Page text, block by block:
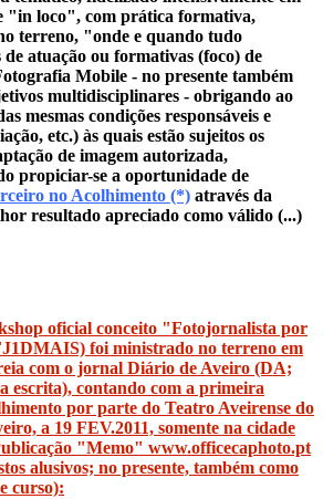
"in loco", com prática formativa,
terreno, "onde e quando tudo
de atuação ou formativas (foco) de
Mobile - no presente também
multidisciplinares - obrigando ao
mesmas condições responsáveis e
etc.) às quais estão sujeitos os
de imagem autorizada,
propiciar-se a oportunidade de
no Acolhimento (*) através da
resultado apreciado como válido (...)
oficial conceito "Fotojornalista por
foi ministrado no terreno em
com o jornal Diário de Aveiro (DA;
escrita), contando com a primeira
por parte do Teatro Aveirense do
a 19 FEV.2011, somente na cidade
"Memo" www.officecaphoto.pt
alusivos; no presente, também como
curso):